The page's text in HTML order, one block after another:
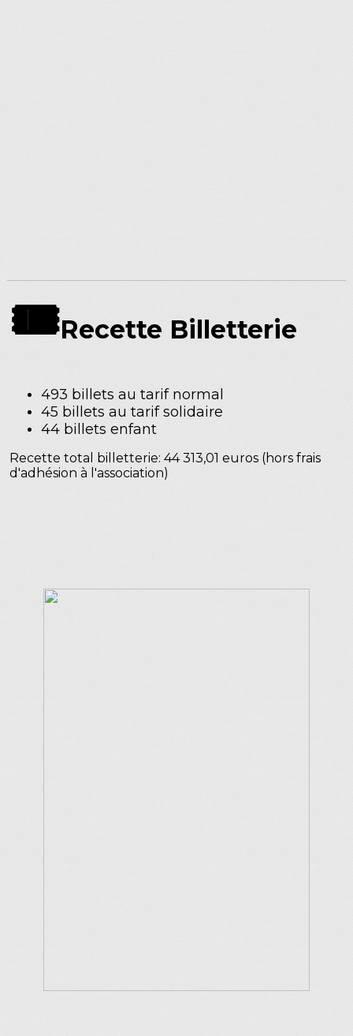
🎟️Recette Billetterie
493 billets au tarif normal
45 billets au tarif solidaire
44 billets enfant
Recette total billetterie: 44 313,01 euros (hors frais
d'adhésion à l'association)